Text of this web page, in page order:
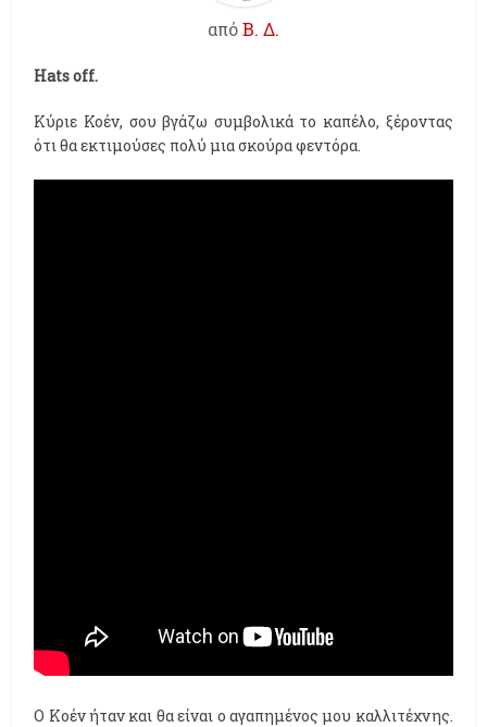
απόΒ. Δ.
Hats off.
Κύριε Κοέν, σου βγάζω συμβολικά το καπέλο, ξέροντας
ότι θα εκτιμούσες πολύ μια σκούρα φεντόρα.
O Kοέν ήταν και θα είναι ο αγαπημένος μου καλλιτέχνης.